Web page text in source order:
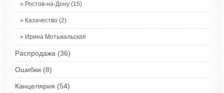
Ростов-на-Дону (15)
Казачество (2)
Ирина Мотыкальская
Распродажа (36)
Ошибки (8)
Канцелярия (54)